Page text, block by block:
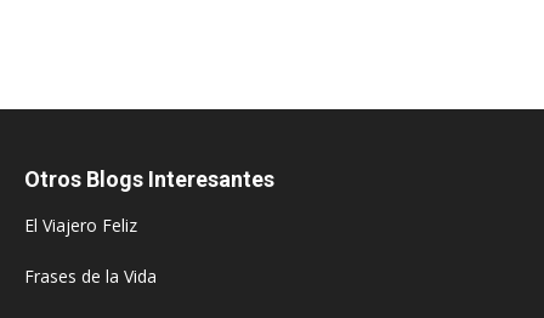
Otros Blogs Interesantes
El Viajero Feliz
Frases de la Vida